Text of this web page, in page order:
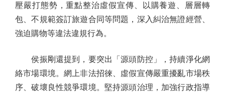
壓嚴打態勢，重點整治虛假宣傳、以購養遊、層層轉
包、不規範簽訂旅遊合同等問題，深入糾治無證經營、
強迫購物等違法違規行為。
侯振剛還提到，要突出「源頭防控」，持續淨化網
絡市場環境。網上非法招徠、虛假宣傳嚴重擾亂市場秩
序、破壞良性競爭環境。堅持源頭治理，加強行政指導